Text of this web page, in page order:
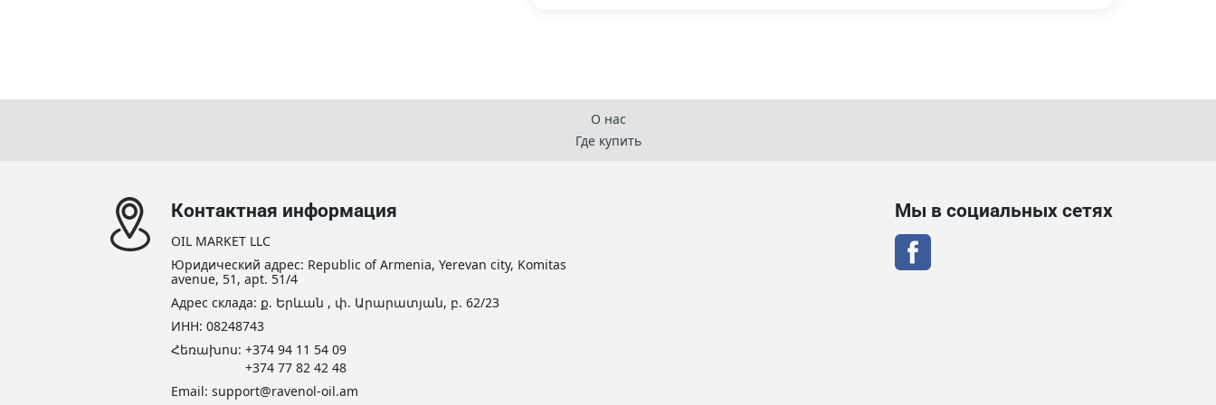
О нас
Где купить
Контактная информация
OIL MARKET LLC
Юридический адрес: Republic of Armenia, Yerevan city, Komitas
avenue, 51, apt. 51/4
Адрес склада: ք. Երևան , փ. Արարատյան, բ. 62/23
ИНН: 08248743
Հեռախոս: +374 94 11 54 09
+374 77 82 42 48
Email: support@ravenol-oil.am
Мы в социальных сетях